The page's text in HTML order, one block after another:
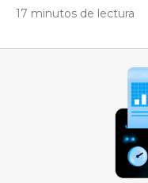
17 minutos de lectura